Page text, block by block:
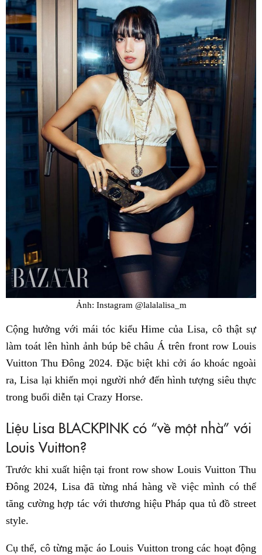
Ảnh: Instagram @lalalalisa_m
Cộng hưởng với mái tóc kiểu Hime của Lisa, cô thật sự
làm toát lên hình ảnh búp bê châu Á trên front row Louis
Vuitton Thu Đông 2024. Đặc biệt khi cởi áo khoác ngoài
ra, Lisa lại khiến mọi người nhớ đến hình tượng siêu thực
trong buổi diễn tại Crazy Horse.
Liệu Lisa BLACKPINK có “về một nhà” với
Louis Vuitton?
Trước khi xuất hiện tại front row show Louis Vuitton Thu
Đông 2024, Lisa đã từng nhá hàng về việc mình có thể
tăng cường hợp tác với thương hiệu Pháp qua tủ đồ street
style.
Cụ thể, cô từng mặc áo Louis Vuitton trong các hoạt động